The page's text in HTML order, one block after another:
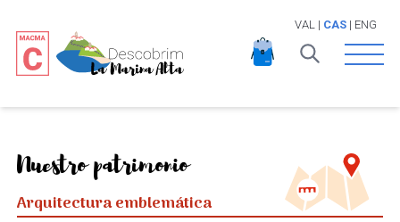
VAL | CAS| ENG
Open
Nuestro patrimonio
Arquitectura emblemática